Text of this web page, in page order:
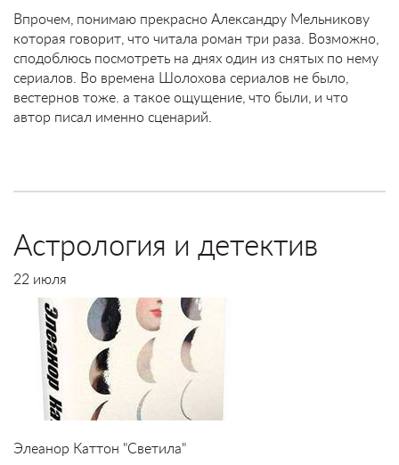
Впрочем, понимаю прекрасно Александру Мельникову
которая говорит, что читала роман три раза. Возможно,
сподоблюсь посмотреть на днях один из снятых по нему
сериалов. Во времена Шолохова сериалов не было,
вестернов тоже. а такое ощущение, что были, и что
автор писал именно сценарий.
Астрология и детектив
22 июля
Элеанор Каттон "Светила"